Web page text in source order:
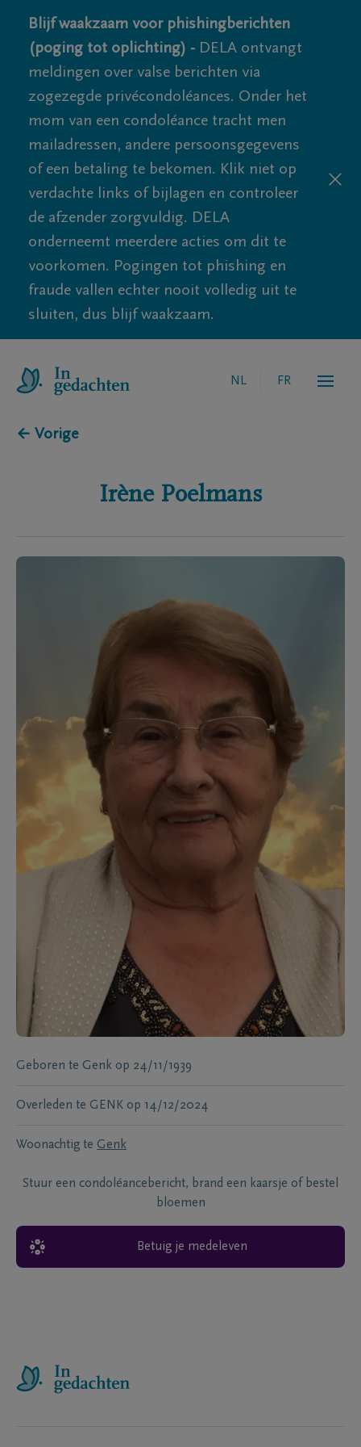
Blijf waakzaam voor phishingberichten
(poging tot oplichting) - DELA ontvangt
meldingen over valse berichten via
zogezegde privécondoléances. Onder het
mom van een condoléance tracht men
mailadressen, andere persoonsgegevens
of een betaling te bekomen. Klik niet op
verdachte links of bijlagen en controleer
de afzender zorgvuldig. DELA
onderneemt meerdere acties om dit te
voorkomen. Pogingen tot phishing en
fraude vallen echter nooit volledig uit te
sluiten, dus blijf waakzaam.
NL FR
← Vorige
Irène Poelmans
Geboren te Genk op 24/11/1939
Overleden te GENK op 14/12/2024
Woonachtig te Genk
Stuur een condoléancebericht, brand een kaarsje of bestel
bloemen
Betuig je medeleven